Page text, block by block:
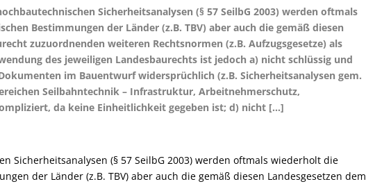
Sicherheitsanalysen (§ 57 SeilbG 2003) werden oftmals
Bestimmungen der Länder (z.B. TBV) aber auch die gemäß diesen
zuzuordnenden weiteren Rechtsnormen (z.B. Aufzugsgesetze) als
des jeweiligen Landesbaurechts ist jedoch a) nicht schlüssig und
im Bauentwurf widersprüchlich (z.B. Sicherheitsanalysen gem.
Seilbahntechnik – Infrastruktur, Arbeitnehmerschutz,
da keine Einheitlichkeit gegeben ist; d) nicht […]
Sicherheitsanalysen (§ 57 SeilbG 2003) werden oftmals wiederholt die
der Länder (z.B. TBV) aber auch die gemäß diesen Landesgesetzen dem